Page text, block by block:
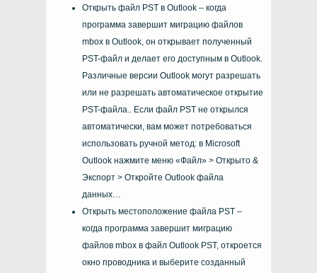
Открыть файл PST в Outlook – когда
программа завершит миграцию файлов
mbox в Outlook, он открывает полученный
PST-файл и делает его доступным в Outlook.
Различные версии Outlook могут разрешать
или не разрешать автоматическое открытие
PST-файла.. Если файл PST не открылся
автоматически, вам может потребоваться
использовать ручной метод: в Microsoft
Outlook нажмите меню «Файл» > Открыто &
Экспорт > Откройте Outlook файла
данных…
Открыть местоположение файла PST –
когда программа завершит миграцию
файлов mbox в файл Outlook PST, откроется
окно проводника и выберите созданный